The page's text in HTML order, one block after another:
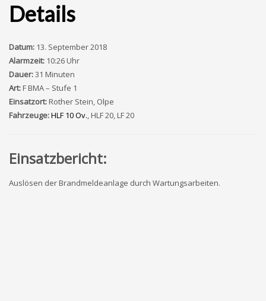
Details
Datum: 13. September 2018
Alarmzeit: 10:26 Uhr
Dauer:31 Minuten
Art:F BMA – Stufe 1
Einsatzort:Rother Stein, Olpe
Fahrzeuge:HLF 10 Ov., HLF 20, LF 20
Einsatzbericht:
Auslösen der Brandmeldeanlage durch Wartungsarbeiten.